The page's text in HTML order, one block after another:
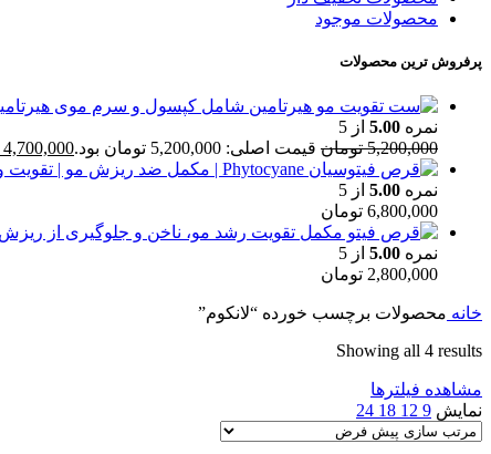
محصولات موجود
پرفروش ترین محصولات
نمره 5.00 از 5
5,200,000 تومان قیمت اصلی: 5,200,000 تومان بود. 4,700,000
نمره 5.00 از 5
6,800,000 تومان
نمره 5.00 از 5
2,800,000 تومان
خانه محصولات برچسب خورده “لانکوم”
Showing all 4 results
مشاهده فیلترها
نمایش 9
12
18
24